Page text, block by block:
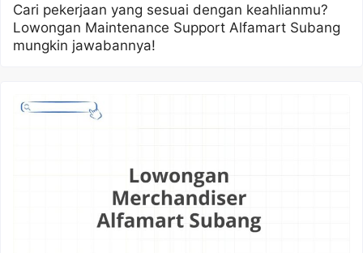
Cari pekerjaan yang sesuai dengan keahlianmu?
Lowongan Maintenance Support Alfamart Subang
mungkin jawabannya!